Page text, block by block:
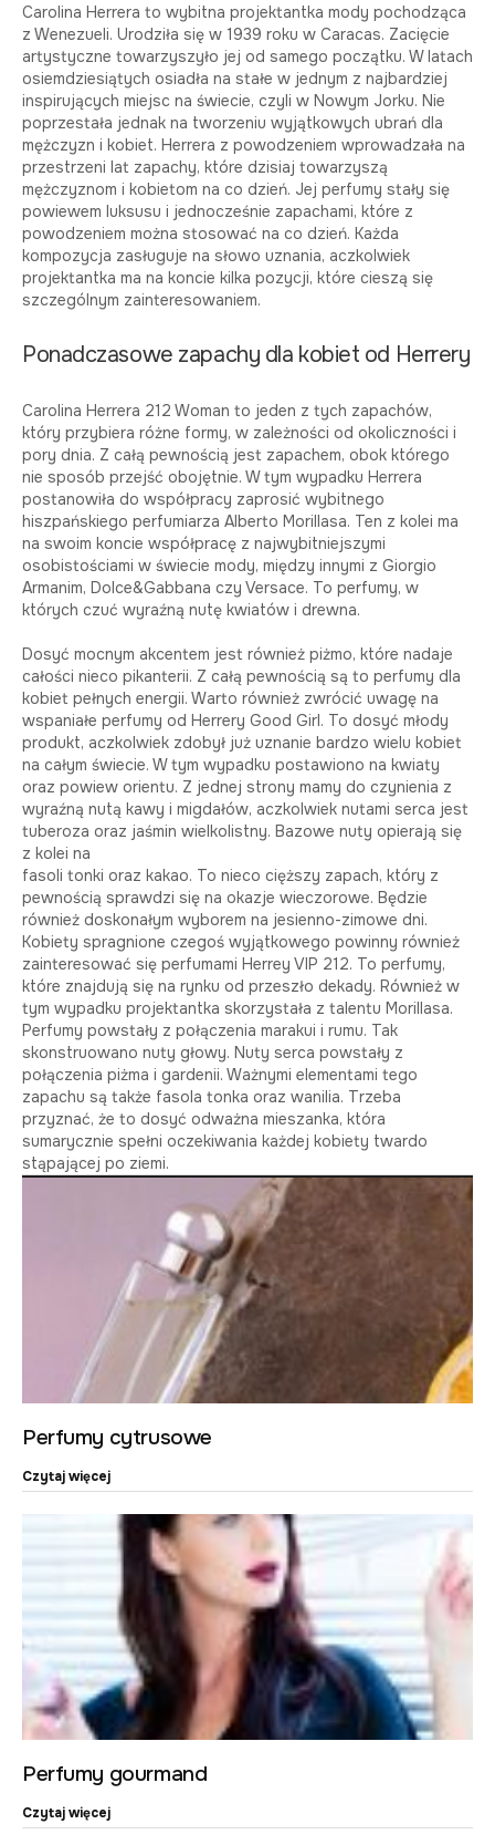
Carolina Herrera to wybitna projektantka mody pochodząca
z Wenezueli. Urodziła się w 1939 roku w Caracas. Zacięcie
artystyczne towarzyszyło jej od samego początku. W latach
osiemdziesiątych osiadła na stałe w jednym z najbardziej
inspirujących miejsc na świecie, czyli w Nowym Jorku. Nie
poprzestała jednak na tworzeniu wyjątkowych ubrań dla
mężczyzn i kobiet. Herrera z powodzeniem wprowadzała na
przestrzeni lat zapachy, które dzisiaj towarzyszą
mężczyznom i kobietom na co dzień. Jej perfumy stały się
powiewem luksusu i jednocześnie zapachami, które z
powodzeniem można stosować na co dzień. Każda
kompozycja zasługuje na słowo uznania, aczkolwiek
projektantka ma na koncie kilka pozycji, które cieszą się
szczególnym zainteresowaniem.
Ponadczasowe zapachy dla kobiet od Herrery
Carolina Herrera 212 Woman to jeden z tych zapachów,
który przybiera różne formy, w zależności od okoliczności i
pory dnia. Z całą pewnością jest zapachem, obok którego
nie sposób przejść obojętnie. W tym wypadku Herrera
postanowiła do współpracy zaprosić wybitnego
hiszpańskiego perfumiarza Alberto Morillasa. Ten z kolei ma
na swoim koncie współpracę z najwybitniejszymi
osobistościami w świecie mody, między innymi z Giorgio
Armanim, Dolce&Gabbana czy Versace. To perfumy, w
których czuć wyraźną nutę kwiatów i drewna.
Dosyć mocnym akcentem jest również piżmo, które nadaje
całości nieco pikanterii. Z całą pewnością są to perfumy dla
kobiet pełnych energii. Warto również zwrócić uwagę na
wspaniałe perfumy od Herrery Good Girl. To dosyć młody
produkt, aczkolwiek zdobył już uznanie bardzo wielu kobiet
na całym świecie. W tym wypadku postawiono na kwiaty
oraz powiew orientu. Z jednej strony mamy do czynienia z
wyraźną nutą kawy i migdałów, aczkolwiek nutami serca jest
tuberoza oraz jaśmin wielkolistny. Bazowe nuty opierają się
z kolei na
fasoli tonki oraz kakao. To nieco cięższy zapach, który z
pewnością sprawdzi się na okazje wieczorowe. Będzie
również doskonałym wyborem na jesienno-zimowe dni.
Kobiety spragnione czegoś wyjątkowego powinny również
zainteresować się perfumami Herrey VIP 212. To perfumy,
które znajdują się na rynku od przeszło dekady. Również w
tym wypadku projektantka skorzystała z talentu Morillasa.
Perfumy powstały z połączenia marakui i rumu. Tak
skonstruowano nuty głowy. Nuty serca powstały z
połączenia piżma i gardenii. Ważnymi elementami tego
zapachu są także fasola tonka oraz wanilia. Trzeba
przyznać, że to dosyć odważna mieszanka, która
sumarycznie spełni oczekiwania każdej kobiety twardo
stąpającej po ziemi.
Perfumy cytrusowe
Czytaj więcej
Perfumy gourmand
Czytaj więcej